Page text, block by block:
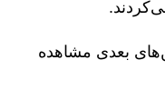
بعدی مشاهده